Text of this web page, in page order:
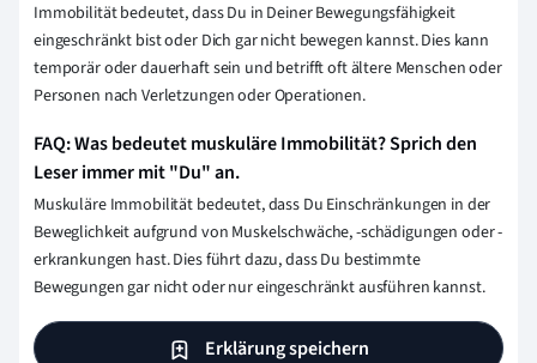
Immobilität bedeutet, dass Du in Deiner Bewegungsfähigkeit
eingeschränkt bist oder Dich gar nicht bewegen kannst. Dies kann
temporär oder dauerhaft sein und betrifft oft ältere Menschen oder
Personen nach Verletzungen oder Operationen.
FAQ: Was bedeutet muskuläre Immobilität? Sprich den
Leser immer mit "Du" an.
Muskuläre Immobilität bedeutet, dass Du Einschränkungen in der
Beweglichkeit aufgrund von Muskelschwäche, -schädigungen oder -
erkrankungen hast. Dies führt dazu, dass Du bestimmte
Bewegungen gar nicht oder nur eingeschränkt ausführen kannst.
Erklärung speichern